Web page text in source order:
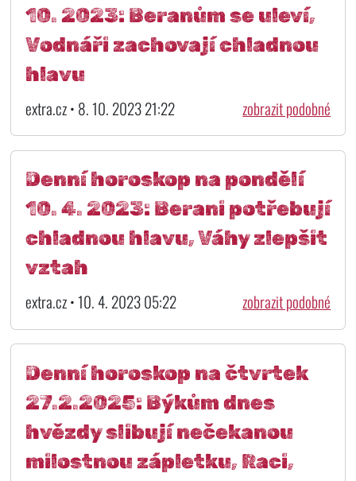
10. 2023: Beranům se uleví,
Vodnáři zachovají chladnou
hlavu
extra.cz • 8. 10. 2023 21:22 zobrazit podobné
Denní horoskop na pondělí
10. 4. 2023: Berani potřebují
chladnou hlavu, Váhy zlepšit
vztah
extra.cz • 10. 4. 2023 05:22 zobrazit podobné
Denní horoskop na čtvrtek
27.2.2025: Býkům dnes
hvězdy slibují nečekanou
milostnou zápletku, Raci,